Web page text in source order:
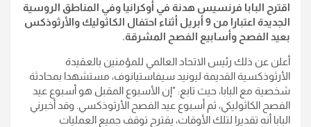
اقترح البابا فرنسيس هدنة في أوكرانيا وفي المناطق الروسية
الجديدة اعتبارا من 9 أبريل أثناء احتفال الكاثوليك والأرثوذكس
بعيد الفصح وأسابيع الفصح المشرقة.
أعلن عن ذلك رئيس الاتحاد العالمي للمؤمنين بالعقيدة
الأرثوذكسية القديمة ليونيد سيفاستيانوف، مستشهدا بمحادثة
شخصية مع البابا، حيث تابع: "إن الأسبوع المقبل هو أسبوع عيد
الفصح الكاثوليكي، ثم أسبوع عيد الفصح الأرثوذكسي. وقد أخبرني
البابا أنه تقديرا لتلك الأوقات، يقترح توقف جميع العمليات